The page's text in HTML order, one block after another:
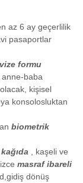
az 6 ay geçerlilik
pasaportlar
formu
anne-baba
kişisel
konsolosluktan
biometrik
, kaşeli ve
masraf ibareli
dönüş